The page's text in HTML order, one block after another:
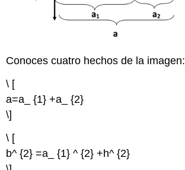
Conoces cuatro hechos de la imagen:
\ [
a=a_ {1} +a_ {2}
\]
\ [
b^ {2} =a_ {1} ^ {2} +h^ {2}